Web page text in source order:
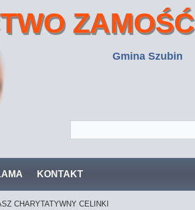
ZAMOŚĆ
Gmina Szubin
KONTAKT
CHARYTATYWNY CELINKI